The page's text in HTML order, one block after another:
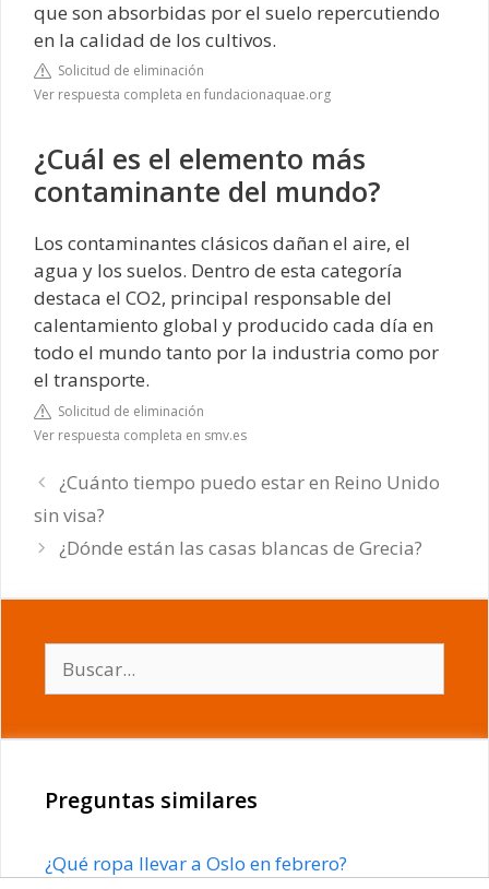
que son absorbidas por el suelo repercutiendo
en la calidad de los cultivos.
Solicitud de eliminación
Ver respuesta completa en fundacionaquae.org
¿Cuál es el elemento más
contaminante del mundo?
Los contaminantes clásicos dañan el aire, el
agua y los suelos. Dentro de esta categoría
destaca el CO2, principal responsable del
calentamiento global y producido cada día en
todo el mundo tanto por la industria como por
el transporte.
Solicitud de eliminación
Ver respuesta completa en smv.es
¿Cuánto tiempo puedo estar en Reino Unido
sin visa?
¿Dónde están las casas blancas de Grecia?
Preguntas similares
¿Qué ropa llevar a Oslo en febrero?